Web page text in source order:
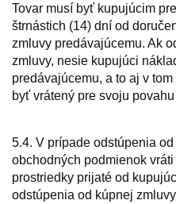
Tovar musí byť kupujúcim
štrnástich (14) dní od
zmluvy predávajúcemu. Ak
zmluvy, nesie kupujúci
predávajúcemu, a to aj v
byť vrátený pre svoju
5.4. V prípade odstúpenia
obchodných podmienok
prostriedky prijaté od
odstúpenia od kúpnej